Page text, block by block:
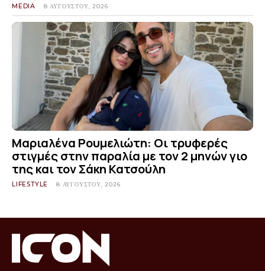
MEDIA 8 ΑΥΓΟΎΣΤΟΥ, 2026
Μαριαλένα Ρουμελιώτη: Οι τρυφερές
στιγμές στην παραλία με τον 2 μηνών γιο
της και τον Σάκη Κατσούλη
LIFESTYLE 8 ΑΥΓΟΎΣΤΟΥ, 2026